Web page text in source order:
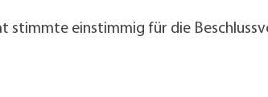
stimmte einstimmig für die